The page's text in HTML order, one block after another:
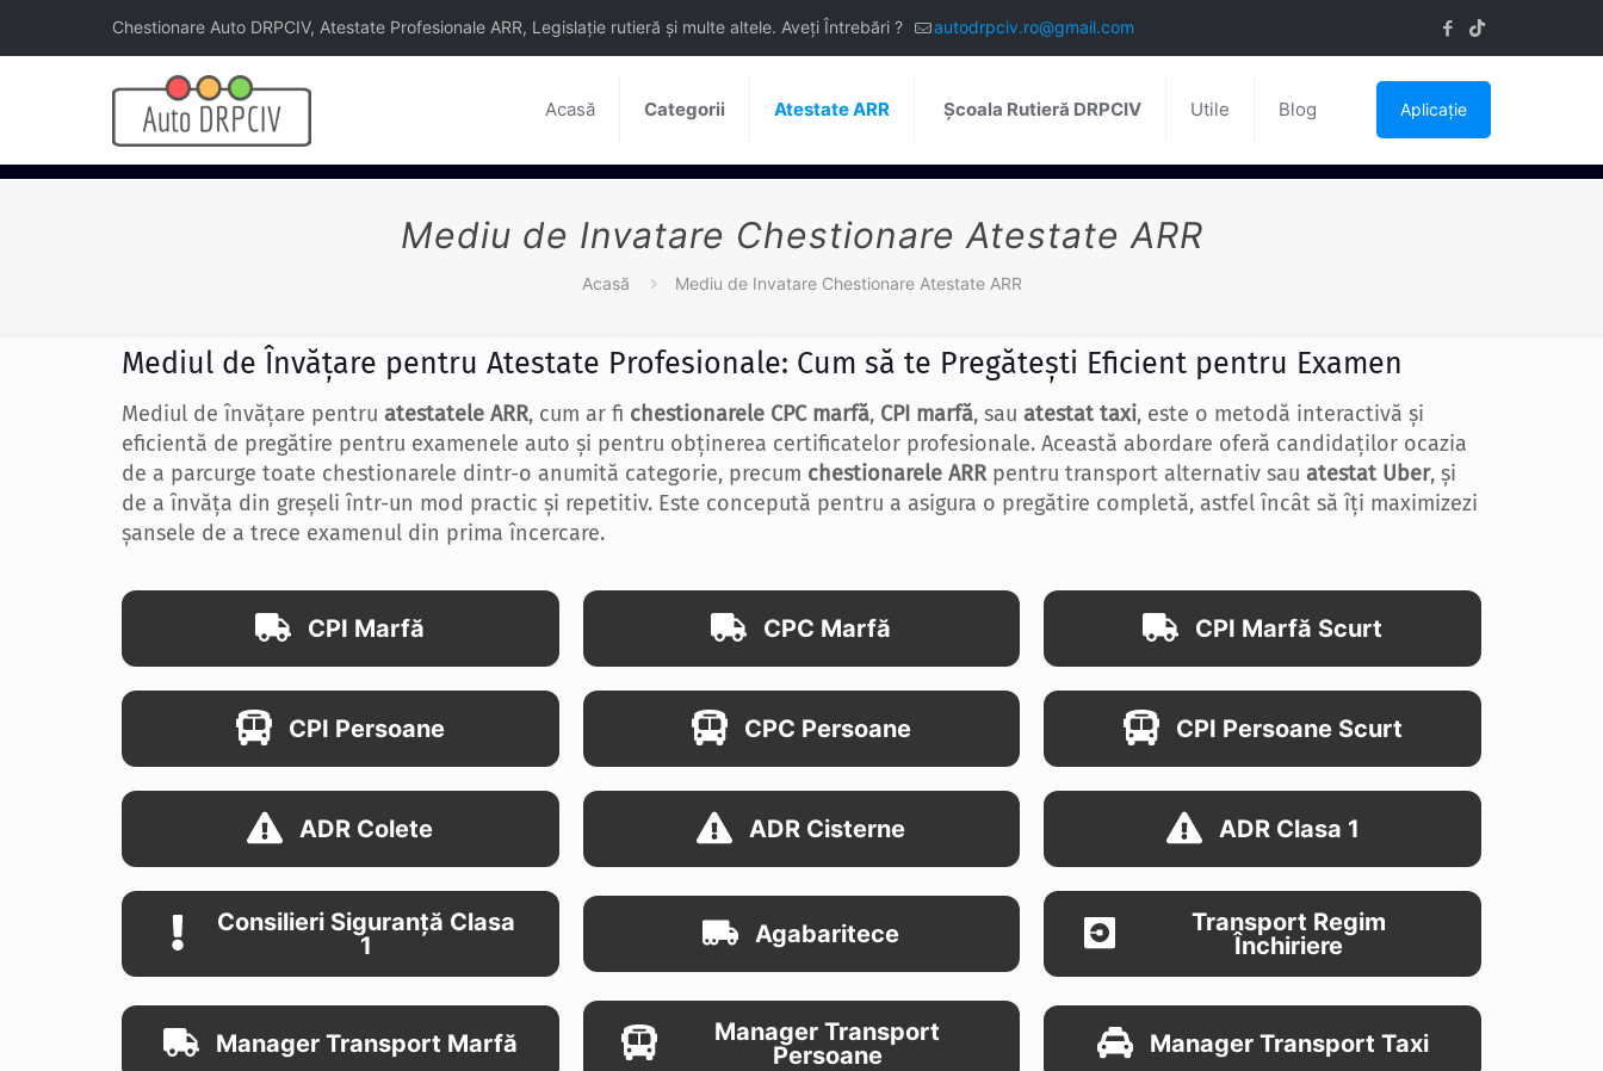
Chestionare Auto DRPCIV, Atestate Profesionale ARR, Legislație rutieră și multe altele. Aveți Întrebări ? autodrpciv.ro@gmail.com
Acasă Categorii Atestate ARR Școala Rutieră DRPCIV Utile Blog Aplicație
Mediu de Invatare Chestionare Atestate ARR
Acasă Mediu de Invatare Chestionare Atestate ARR
Mediul de Învățare pentru Atestate Profesionale: Cum să te Pregătești Eficient pentru Examen
Mediul de învățare pentru atestatele ARR, cum ar fi chestionarele CPC marfă, CPI marfă, sau atestat taxi, este o metodă interactivă și
eficientă de pregătire pentru examenele auto și pentru obținerea certificatelor profesionale. Această abordare oferă candidaților ocazia
de a parcurge toate chestionarele dintr-o anumită categorie, precum chestionarele ARRpentru transport alternativ sau atestat Uber, și
de a învăța din greșeli într-un mod practic și repetitiv. Este concepută pentru a asigura o pregătire completă, astfel încât să îți maximizezi
șansele de a trece examenul din prima încercare.
CPI Marfă CPC Marfă CPI Marfă Scurt
CPI Persoane CPC Persoane CPI Persoane Scurt
ADR Colete ADR Cisterne ADR Clasa 1
Consilieri Siguranță Clasa
1
Agabaritece
Transport Regim
Închiriere
Manager Transport Marfă
Manager Transport
Persoane
Manager Transport Taxi